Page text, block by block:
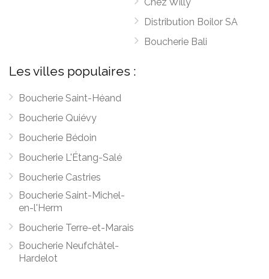
Distribution Boilor SA
Boucherie Bali
Les villes populaires :
Boucherie Saint-Héand
Boucherie Quiévy
Boucherie Bédoin
Boucherie L'Étang-Salé
Boucherie Castries
Boucherie Saint-Michel-
en-l'Herm
Boucherie Terre-et-Marais
Boucherie Neufchâtel-
Hardelot